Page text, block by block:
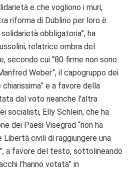
e che vogliono i muri,
riforma di Dublino per loro è
obbligatoria”, ha
relatrice ombra del
secondo cui “80 firme non sono
Weber”, il capogruppo dei
e a favore della
dal voto neanche l’altra
socialisti, Elly Schlein, che ha
dei Paesi Visegrad “non ha
civili di raggiungere una
a favore del testo, sottolineando
l’hanno votata” in